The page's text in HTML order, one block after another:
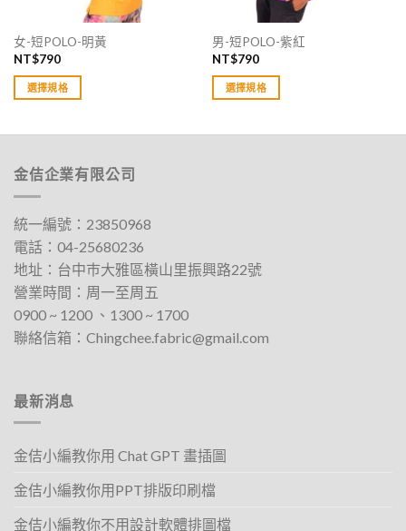
女-短POLO-明黃
NT$790
選擇規格
有
多
款
式。
可
在
產
品
頁
擇
選
男-短POLO-紫紅
NT$790
選擇規格
可
在
頁
金佶企業有限公司
統一編號：23850968
電話： 04-25680236
地址： 台中巿大雅區橫山里振興路22號
營業時間：周一至周五
0900 ~ 1200 、1300 ~ 1700​
聯絡信箱： Chingchee.fabric@gmail.com
最新消息
金佶小編教你用 Chat GPT 畫插圖
金佶小編教你用PPT排版印刷檔
金佶小編教你不用設計軟體排圖檔